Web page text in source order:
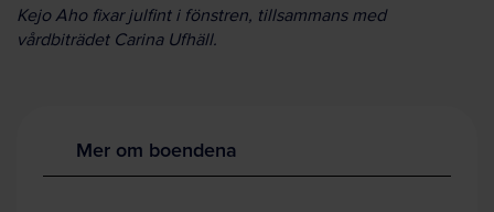
Kejo Aho fixar julfint i fönstren, tillsammans med
vårdbiträdet Carina Ufhäll.
Mer om boendena